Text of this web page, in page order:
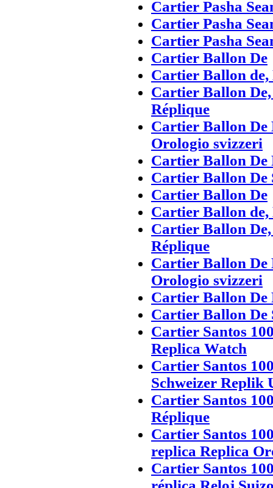
Cartier Pasha
Cartier Pasha
Cartier Pasha
Cartier Ballon De
Cartier Ballon de,
Cartier Ballon
Réplique
Cartier Ballon De
Orologio svizzeri
Cartier Ballon De
Cartier Ballon De
Cartier Ballon De
Cartier Ballon de,
Cartier Ballon
Réplique
Cartier Ballon De
Orologio svizzeri
Cartier Ballon De
Cartier Ballon De
Cartier Santos
Replica Watch
Cartier Santos
Schweizer Replik
Cartier Santos
Réplique
Cartier Santos
replica Replica
Cartier Santos